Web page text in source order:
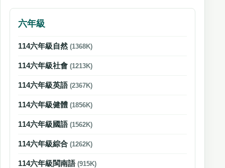
六年級
114六年級自然 (1368K)
114六年級社會 (1213K)
114六年級英語 (2367K)
114六年級健體 (1856K)
114六年級國語 (1562K)
114六年級綜合 (1262K)
114六年級閩南語 (915K)